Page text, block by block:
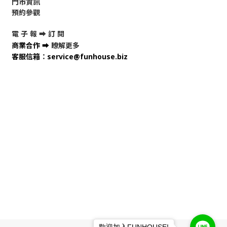
預約參觀
電 子 報 ➡ 訂 閱
商業合作 ➡ 瞭解更多
客服信箱 ： service@funhouse.biz